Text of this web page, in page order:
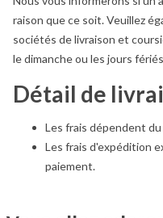
raison que ce soit. Veuillez
sociétés de livraison et
le dimanche ou les jours
Détail de
Les frais dépendent
Les frais d'expédition
paiement.